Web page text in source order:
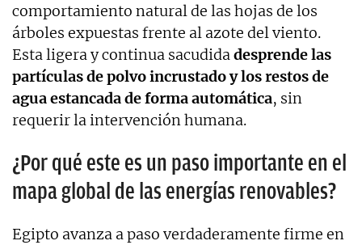
comportamiento natural de las hojas de los
árboles expuestas frente al azote del viento.
Esta ligera y continua sacudidadesprende las
partículas de polvo incrustado y los restos de
agua estancada de forma automática, sin
requerir la intervención humana.
¿Por qué este es un paso importante en el
mapa global de las energías renovables?
Egipto avanza a paso verdaderamente firme en